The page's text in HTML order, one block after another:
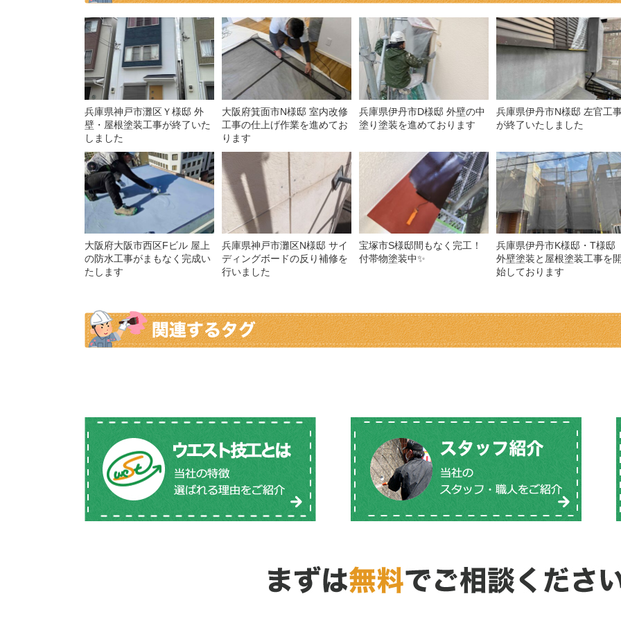
兵庫県神戸市灘区Ｙ様邸 外
壁・屋根塗装工事が終了いた
しました
大阪府箕面市N様邸 室内改修
工事の仕上げ作業を進めてお
ります
兵庫県伊丹市D様邸 外壁の中
塗り塗装を進めております
兵庫県伊丹市N様邸 左官工
が終了いたしました
大阪府大阪市西区Fビル 屋上
の防水工事がまもなく完成い
たします
兵庫県神戸市灘区N様邸 サイ
ディングボードの反り補修を
行いました
宝塚市S様邸間もなく完工！
付帯物塗装中✨
兵庫県伊丹市K様邸・T様邸
外壁塗装と屋根塗装工事を
始しております